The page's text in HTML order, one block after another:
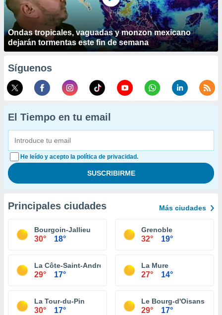
Ondas tropicales, vaguadas y monzon mexicano
dejarán tormentas este fin de semana
Síguenos
El Tiempo en tu email
He leído y acepto la política de privacidad.
Principales ciudades Más ciudades
Bourgoin-Jallieu
30° 18°
Grenoble
32° 19°
La Côte-Saint-André
29° 17°
La Mure
27° 14°
La Tour-du-Pin
30° 17°
Le Bourg-d'Oisans
29° 17°